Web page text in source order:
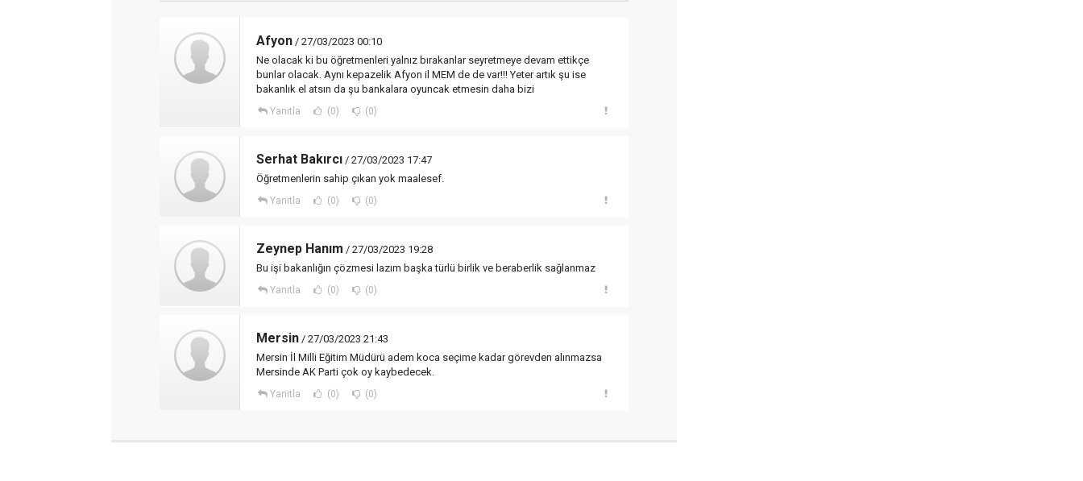
Afyon / 27/03/2023 00:10
Ne olacak ki bu öğretmenleri yalnız bırakanlar seyretmeye devam ettikçe
bunlar olacak. Aynı kepazelik Afyon il MEM de de var!!! Yeter artık şu ise
bakanlık el atsın da şu bankalara oyuncak etmesin daha bizi
Yanıtla (0) (0)
Serhat Bakırcı / 27/03/2023 17:47
Öğretmenlerin sahip çıkan yok maalesef.
Yanıtla (0) (0)
Zeynep Hanım / 27/03/2023 19:28
Bu işi bakanlığın çözmesi lazım başka türlü birlik ve beraberlik sağlanmaz
Yanıtla (0) (0)
Mersin / 27/03/2023 21:43
Mersin İl Milli Eğitim Müdürü adem koca seçime kadar görevden alınmazsa
Mersinde AK Parti çok oy kaybedecek.
Yanıtla (0) (0)